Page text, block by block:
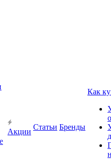
Акции
Статьи Бренды
Как